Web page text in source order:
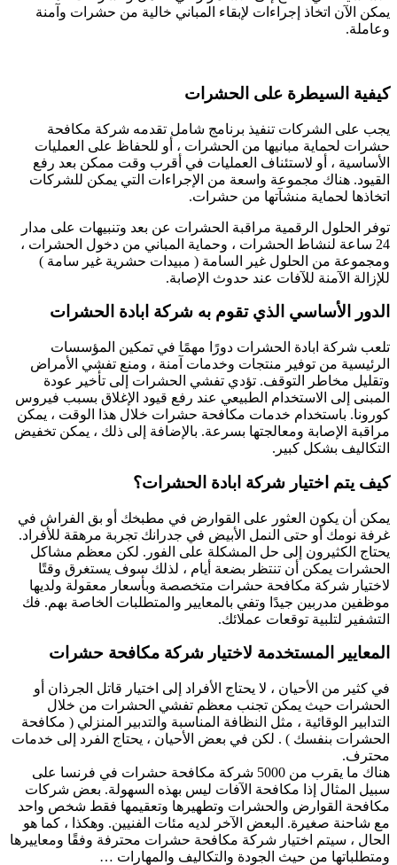
يمكن الآن اتخاذ إجراءات لإبقاء المباني خالية من حشرات وآمنة
وعاملة.
كيفية السيطرة على الحشرات
يجب على الشركات تنفيذ برنامج شامل تقدمه شركة مكافحة
حشرات لحماية مبانيها من الحشرات ، أو للحفاظ على العمليات
الأساسية ، أو لاستئناف العمليات في أقرب وقت ممكن بعد رفع
القيود. هناك مجموعة واسعة من الإجراءات التي يمكن للشركات
اتخاذها لحماية منشآتها من حشرات.
توفر الحلول الرقمية مراقبة الحشرات عن بعد وتنبيهات على مدار
24 ساعة لنشاط الحشرات ، وحماية المباني من دخول الحشرات ،
ومجموعة من الحلول غير السامة ( مبيدات حشرية غير سامة )
للإزالة الآمنة للآفات عند حدوث الإصابة.
الدور الأساسي الذي تقوم به شركة ابادة الحشرات
تلعب شركة ابادة الحشرات دورًا مهمًا في تمكين المؤسسات
الرئيسية من توفير منتجات وخدمات آمنة ، ومنع تفشي الأمراض
وتقليل مخاطر التوقف. تؤدي تفشي الحشرات إلى تأخير عودة
المبنى إلى الاستخدام الطبيعي عند رفع قيود الإغلاق بسبب فيروس
كورونا. باستخدام خدمات مكافحة حشرات خلال هذا الوقت ، يمكن
مراقبة الإصابة ومعالجتها بسرعة. بالإضافة إلى ذلك ، يمكن تخفيض
التكاليف بشكل كبير.
كيف يتم اختيار شركة ابادة الحشرات؟
يمكن أن يكون العثور على القوارض في مطبخك أو بق الفراش في
غرفة نومك أو حتى النمل الأبيض في جدرانك تجربة مرهقة للأفراد.
يحتاج الكثيرون إلى حل المشكلة على الفور. لكن معظم مشاكل
الحشرات يمكن أن تنتظر بضعة أيام ، لذلك سوف يستغرق وقتًا
لاختيار شركة مكافحة حشرات متخصصة وبأسعار معقولة ولديها
موظفين مدربين جيدًا وتفي بالمعايير والمتطلبات الخاصة بهم. فك
التشفير لتلبية توقعات عملائك.
المعايير المستخدمة لاختيار شركة مكافحة حشرات
في كثير من الأحيان ، لا يحتاج الأفراد إلى اختيار قاتل الجرذان أو
الحشرات حيث يمكن تجنب معظم تفشي الحشرات من خلال
التدابير الوقائية ، مثل النظافة المناسبة والتدبير المنزلي ( مكافحة
الحشرات بنفسك ) . لكن في بعض الأحيان ، يحتاج الفرد إلى خدمات
محترف.
هناك ما يقرب من 5000 شركة مكافحة حشرات في فرنسا على
سبيل المثال إذا مكافحة الآفات ليس بهذه السهولة. بعض شركات
مكافحة القوارض والحشرات وتطهيرها وتعقيمها فقط شخص واحد
مع شاحنة صغيرة. البعض الآخر لديه مئات الفنيين. وهكذا ، كما هو
الحال ، سيتم اختيار شركة مكافحة حشرات محترفة وفقًا ومعاييرها
ومتطلباتها من حيث الجودة والتكاليف والمهارات …